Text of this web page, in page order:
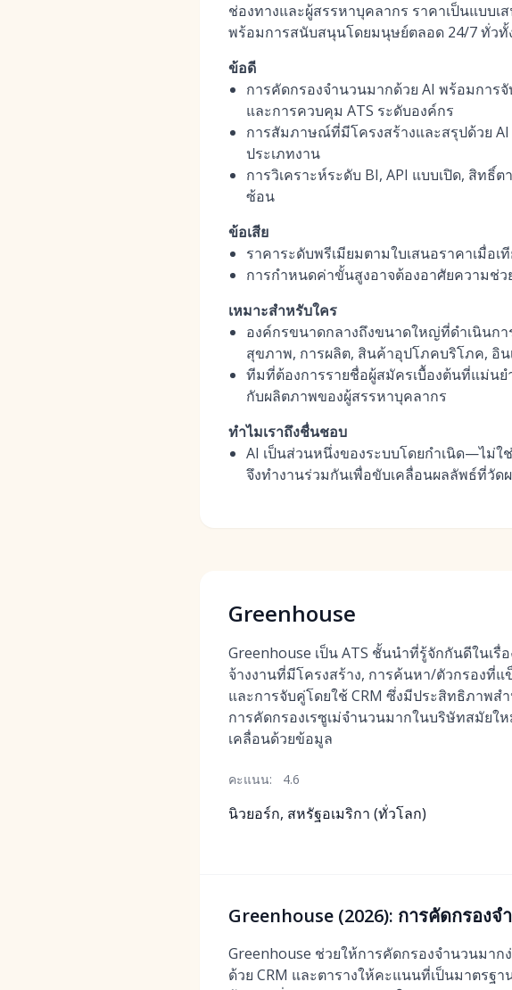
ช่องทางและผู้สรรหาบุคลากร ราคาเป็นแบบ
พร้อมการสนับสนุนโดยมนุษย์ตลอด 24/7 ทั่วทั้
ข้อดี
การคัดกรองจำนวนมากด้วย AI พร้อมการ
และการควบคุม ATS ระดับองค์กร
การสัมภาษณ์ที่มีโครงสร้างและสรุปด้วย
ประเภทงาน
การวิเคราะห์ระดับ BI, API แบบเปิด, สิท
ซ้อน
ข้อเสีย
ราคาระดับพรีเมียมตามใบเสนอราคาเมื่อเ
การกำหนดค่าขั้นสูงอาจต้องอาศัยความช่ว
เหมาะสำหรับใคร
องค์กรขนาดกลางถึงขนาดใหญ่ที่ดำเนินก
สุขภาพ, การผลิต, สินค้าอุปโภคบริโภค, อิน
ทีมที่ต้องการรายชื่อผู้สมัครเบื้องต้นที่แม่นย
กับผลิตภาพของผู้สรรหาบุคลากร
ทำไมเราถึงชื่นชอบ
AI เป็นส่วนหนึ่งของระบบโดยกำเนิด—ไม่
จึงทำงานร่วมกันเพื่อขับเคลื่อนผลลัพธ์ที่วัด
Greenhouse
Greenhouse เป็น ATS ชั้นนำที่รู้จักกันดีในเรื่
จ้างงานที่มีโครงสร้าง, การค้นหา/ตัวกรองที่แ
และการจับคู่โดยใช้ CRM ซึ่งมีประสิทธิภาพส
การคัดกรองเรซูเม่จำนวนมากในบริษัทสมัยใ
เคลื่อนด้วยข้อมูล
คะแนน: 4.6
นิวยอร์ก, สหรัฐอเมริกา (ทั่วโลก)
Greenhouse (2026): การคัดกรอง
Greenhouse ช่วยให้การคัดกรองจำนวนมา
ด้วย CRM และตารางให้คะแนนที่เป็นมาตรฐา